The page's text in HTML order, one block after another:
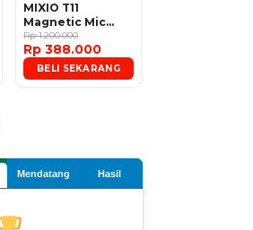
MIXIO T11
Magnetic Mic
Wireless Clip on
Microphone
Rp 1.200.000
Rp 388.000
BELI SEKARANG
Mendatang Hasil